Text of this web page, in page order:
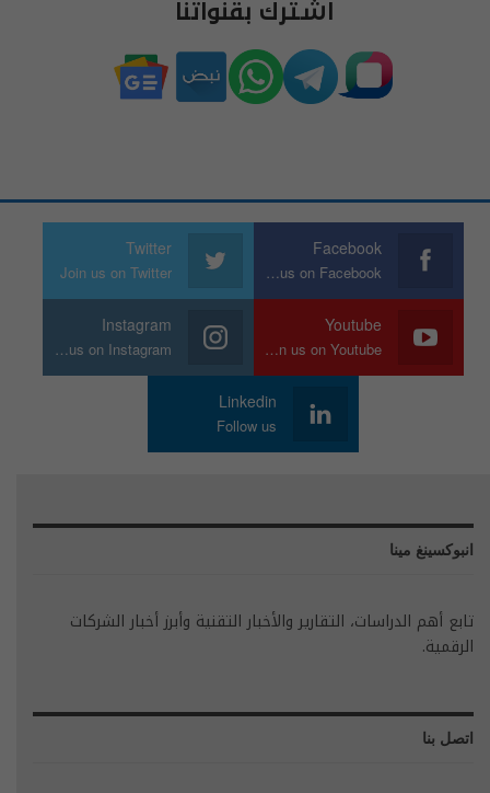
اشترك بقنواتنا
Facebook
Join us on Facebook
Twitter
Join us on Twitter
Youtube
Join us on Youtube
Instagram
Join us on Instagram
Linkedin
Follow us
انبوكسينغ مينا
تابع أهم الدراسات، التقارير والأخبار التقنية وأبرز أخبار الشركات
الرقمية.
اتصل بنا